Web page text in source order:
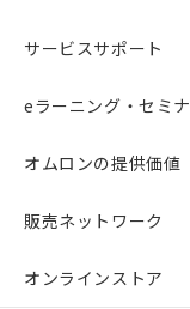
サービスサポート
eラーニング・セミナ
オムロンの提供価値
販売ネットワーク
オンラインストア